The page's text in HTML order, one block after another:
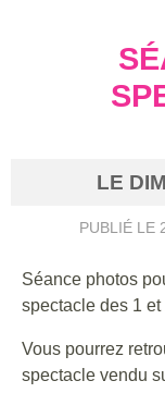
LE
PUBLIÉ LE
Séance photos
spectacle des 1
Vous pourrez
spectacle vendu